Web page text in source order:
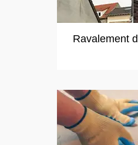
Ravalement